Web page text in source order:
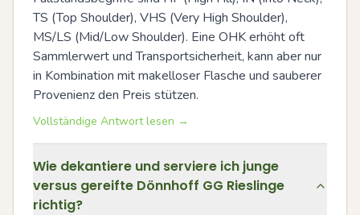
TS (Top Shoulder), VHS (Very High Shoulder),
MS/LS (Mid/Low Shoulder). Eine OHK erhöht oft
Sammlerwert und Transport­sicherheit, kann aber nur
in Kombination mit makelloser Flasche und sauberer
Provenienz den Preis stützen.
Vollständige Antwort lesen →
Wie dekantiere und serviere ich junge
versus gereifte Dönnhoff GG Rieslinge
richtig?